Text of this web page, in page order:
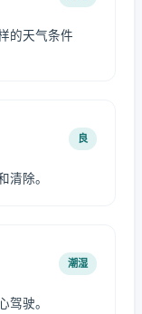
的天气条件
良
清除。
潮湿
驾驶。